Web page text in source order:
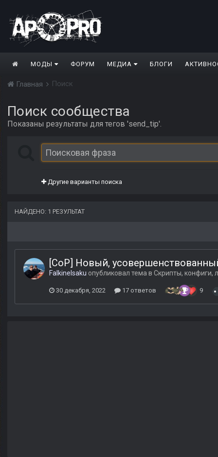
МОДЫ ФОРУМ МЕДИА БЛОГИ
Главная Поиск
Поиск сообщества
Показаны результаты для тегов 'send_tip'.
Другие варианты поиска
НАЙДЕНО: 1 РЕЗУЛЬТАТ
[CoP] Новый,
FalkineIsaku опубликовал тема в Скрипты, конфиги,
30 декабря, 2022 17 ответов 9